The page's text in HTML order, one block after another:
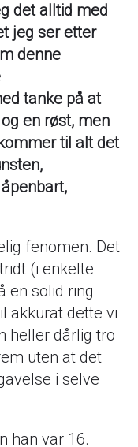
det alltid med
jeg ser etter
denne
tanke på at
en røst, men
til alt det
fenomen. Det
(i enkelte
en solid ring
akkurat dette vi
heller dårlig tro
uten at det
i selve
han var 16.